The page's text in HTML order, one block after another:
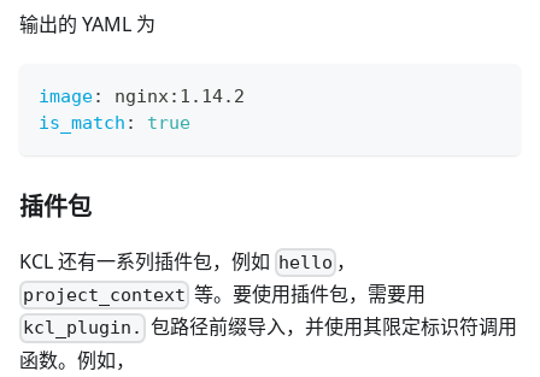
输出的 YAML 为
image: nginx: 1.14.2
is_match : true
插件包
KCL 还有一系列插件包，例如 hello ，
project_context 等。要使用插件包，需要用
kcl_plugin. 包路径前缀导入，并使用其限定标识符调用
函数。例如，